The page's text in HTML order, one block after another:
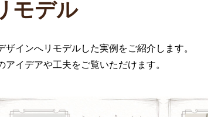
モデル
インへリモデルした実例をご紹介します。
イデアや工夫をご覧いただけます。